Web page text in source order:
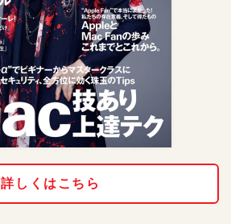
詳しくはこちら